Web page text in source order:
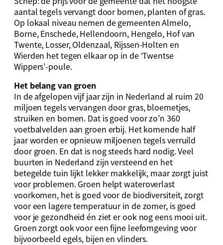
aantal tegels vervangt door bomen, planten of gras.
Op lokaal niveau nemen de gemeenten Almelo,
Borne, Enschede, Hellendoorn, Hengelo, Hof van
Twente, Losser, Oldenzaal, Rijssen-Holten en
Wierden het tegen elkaar op in de ‘Twentse
Wippers’-poule.
Het belang van groen
In de afgelopen vijf jaar zijn in Nederland al ruim 20
miljoen tegels vervangen door gras, bloemetjes,
struiken en bomen. Dat is goed voor zo’n 360
voetbalvelden aan groen erbij. Het komende half
jaar worden er opnieuw miljoenen tegels verruild
door groen. En dat is nog steeds hard nodig. Veel
buurten in Nederland zijn versteend en het
betegelde tuin lijkt lekker makkelijk, maar zorgt juist
voor problemen. Groen helpt wateroverlast
voorkomen, het is goed voor de biodiversiteit, zorgt
voor een lagere temperatuur in de zomer, is goed
voor je gezondheid én ziet er ook nog eens mooi uit.
Groen zorgt ook voor een fijne leefomgeving voor
bijvoorbeeld egels, bijen en vlinders.